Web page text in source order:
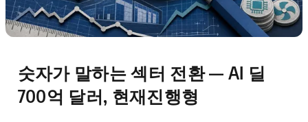
숫자가 말하는 섹터 전환 — AI 딜
700억 달러, 현재진행형